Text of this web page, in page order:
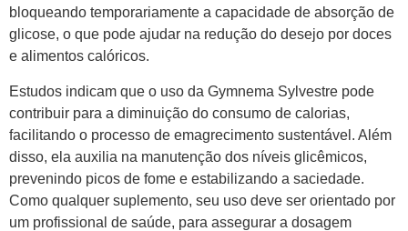
bloqueando temporariamente a capacidade de absorção de
glicose, o que pode ajudar na redução do desejo por doces
e alimentos calóricos.
Estudos indicam que o uso da Gymnema Sylvestre pode
contribuir para a diminuição do consumo de calorias,
facilitando o processo de emagrecimento sustentável. Além
disso, ela auxilia na manutenção dos níveis glicêmicos,
prevenindo picos de fome e estabilizando a saciedade.
Como qualquer suplemento, seu uso deve ser orientado por
um profissional de saúde, para assegurar a dosagem